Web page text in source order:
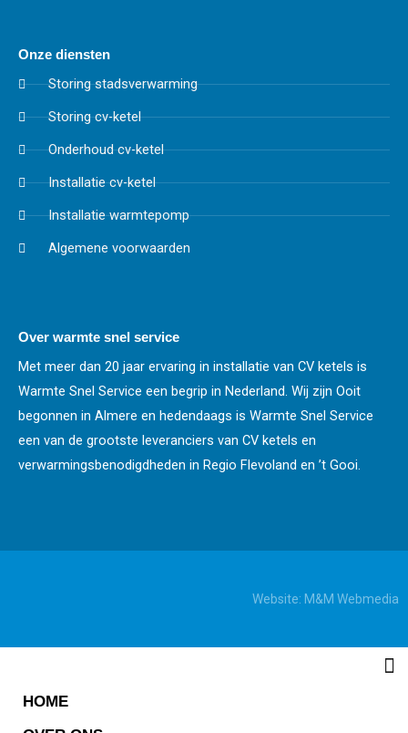
Onze diensten
Storing stadsverwarming
Storing cv-ketel
Onderhoud cv-ketel
Installatie cv-ketel
Installatie warmtepomp
Algemene voorwaarden
Over warmte snel service
Met meer dan 20 jaar ervaring in installatie van CV ketels is
Warmte Snel Service een begrip in Nederland. Wij zijn Ooit
begonnen in Almere en hedendaags is Warmte Snel Service
een van de grootste leveranciers van CV ketels en
verwarmingsbenodigdheden in Regio Flevoland en ’t Gooi.
Website: M&M Webmedia
HOME